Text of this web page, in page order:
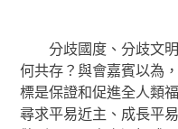
分歧國度、分歧文
何共存？與會嘉賓以為
標是保證和促進全人類
尋求平易近主、成長平